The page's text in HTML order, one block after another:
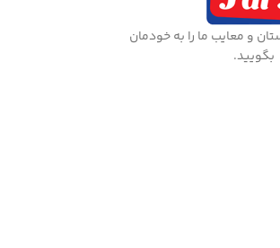
و معایب ما را به خودمان
بگویید.